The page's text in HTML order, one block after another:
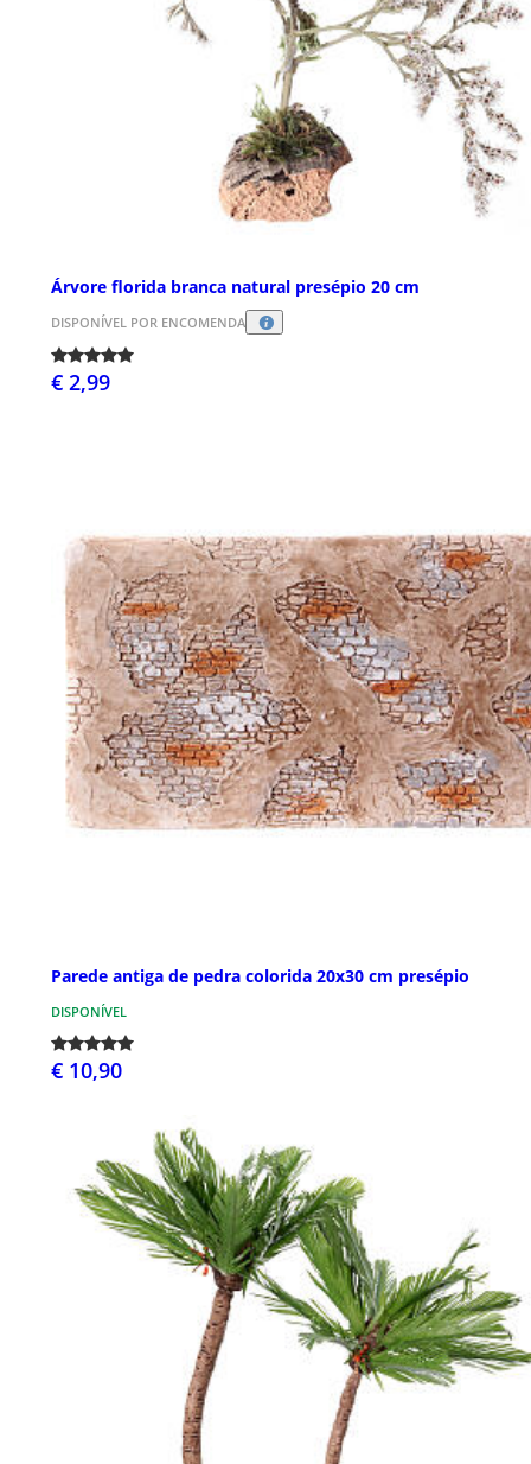
Árvore florida branca natural presépio 20 cm
DISPONÍVEL POR ENCOMENDA
€ 2,99
Parede antiga de pedra colorida 20x30 cm presépio
DISPONÍVEL
€ 10,90